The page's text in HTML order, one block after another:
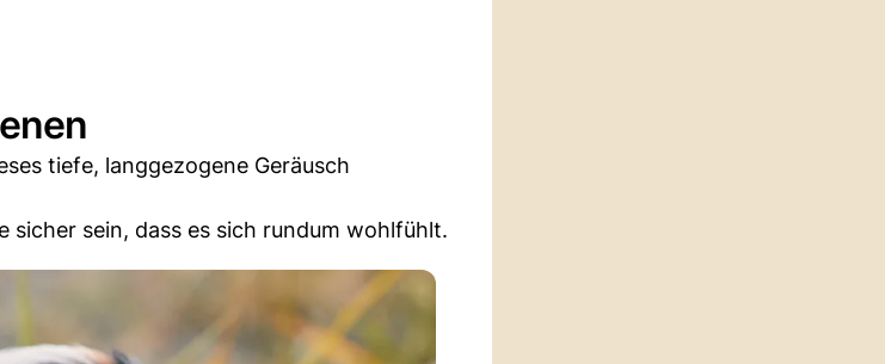
tiefe, langgezogene Geräusch
sicher sein, dass es sich rundum wohlfühlt.